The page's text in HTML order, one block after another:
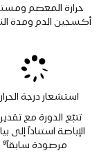
حرارة المعصم
أكسجين الدم ومدة
استشعار درجة
تتبّع الدورة مع
الإباضة استناداً إلى
مرصودة سابقاً9